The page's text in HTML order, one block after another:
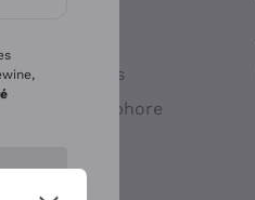
indigènes
Faits en Amphore
Biologiques
des communications et